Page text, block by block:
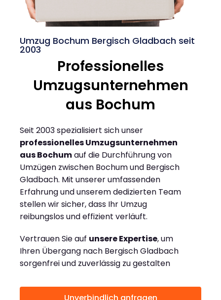
Umzug Bochum Bergisch Gladbach seit
2003
Professionelles
Umzugsunternehmen
aus Bochum
Seit 2003 spezialisiert sich unser
professionelles Umzugsunternehmen
aus Bochumauf die Durchführung von
Umzügen zwischen Bochum und Bergisch
Gladbach. Mit unserer umfassenden
Erfahrung und unserem dedizierten Team
stellen wir sicher, dass Ihr Umzug
reibungslos und effizient verläuft.
Vertrauen Sie auf unsere Expertise, um
Ihren Übergang nach Bergisch Gladbach
sorgenfrei und zuverlässig zu gestalten